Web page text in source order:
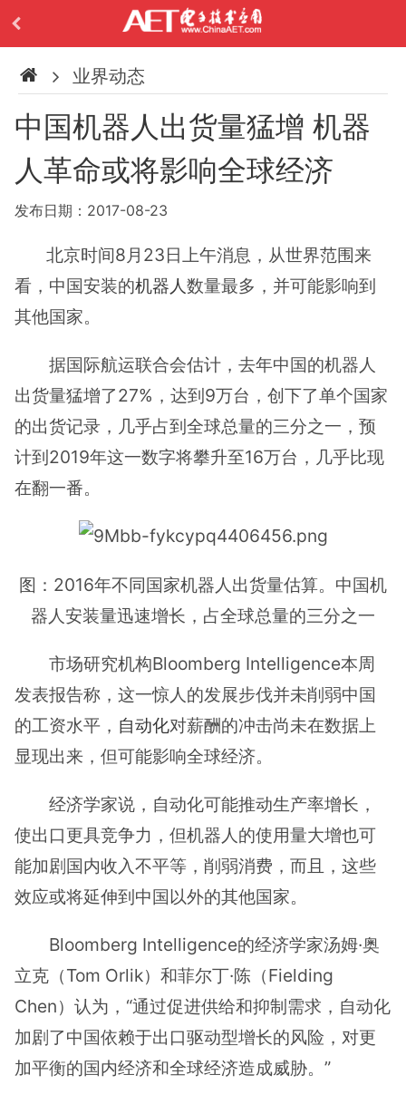
业界动态
中国机器人出货量猛增 机器
人革命或将影响全球经济
发布日期：2017-08-23
北京时间8月23日上午消息，从世界范围来
看，中国安装的机器人数量最多，并可能影响到
其他国家。
据国际航运联合会估计，去年中国的机器人
出货量猛增了27%，达到9万台，创下了单个国家
的出货记录，几乎占到全球总量的三分之一，预
计到2019年这一数字将攀升至16万台，几乎比现
在翻一番。
图：2016年不同国家机器人出货量估算。中国机
器人安装量迅速增长，占全球总量的三分之一
市场研究机构Bloomberg Intelligence本周
发表报告称，这一惊人的发展步伐并未削弱中国
的工资水平， 自动化对薪酬的冲击尚未在数据上
显现出来，但可能影响全球经济。
经济学家说，自动化可能推动生产率增长，
使出口更具竞争力，但机器人的使用量大增也可
能加剧国内收入不平等，削弱消费，而且，这些
效应或将延伸到中国以外的其他国家。
Bloomberg Intelligence的经济学家汤姆·奥
立克（Tom Orlik）和菲尔丁·陈（Fielding
Chen）认为，“通过促进供给和抑制需求，自动化
加剧了中国依赖于出口驱动型增长的风险，对更
加平衡的国内经济和全球经济造成威胁。”